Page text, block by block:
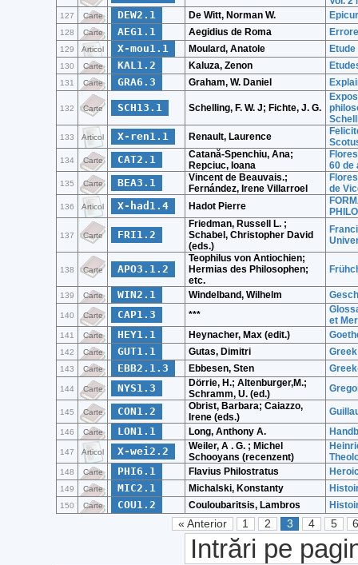
127 Carte DEW2.1 De Witt, Norman W.
128 Carte AEG1.1 Aegidius de Roma
129 Articol X-mou1.1 Moulard, Anatole
130 Carte KAL1.2 Kaluza, Zenon
131 Carte GRA6.3 Graham, W. Daniel
132 Carte SCH13.1 Schelling, F. W. J; Fichte, J. G.
133 Articol X-ren1.1 Renault, Laurence
134 Carte CAT2.1
Catană-Spenchiu, Ana;
Repciuc, Ioana
60 de
135 Carte BEA3.1
Vincent de Beauvais.;
Fernández, Irene Villarroel
de
136 Articol X-had1.4 Hadot Pierre
137 Carte FRI1.2
Friedman, Russell L. ;
Schabel, Christopher David
(eds.)
138 Carte APO3.1.2
Teophilus von Antiochien;
Hermias des Philosophen;
etc.
139 Carte WIN2.1 Windelband, Wilhelm
140 Carte CAP1.3 ***
et
141 Carte HEY1.1 Heynacher, Max (edit.)
142 Carte GUT1.1 Gutas, Dimitri
143 Carte EBB2.1.3 Ebbesen, Sten
144 Carte NYS1.3
Dörrie, H.; Altenburger,M.;
Schramm, U. (ed.)
145 Carte CON1.2
Obrist, Barbara; Caiazzo,
Irene (eds.)
146 Carte LON1.1 Long, Anthony A.
147 Articol X-wei2.2
Weiler, A . G. ; Michel
Schooyans (recenzent)
148 Carte PHI6.1 Flavius Philostratus
149 Carte MIC2.1 Michalski, Konstanty
150 Carte COU1.2 Couloubaritsis, Lambros
« Anterior 1 2 3 4 5
Intrări pe